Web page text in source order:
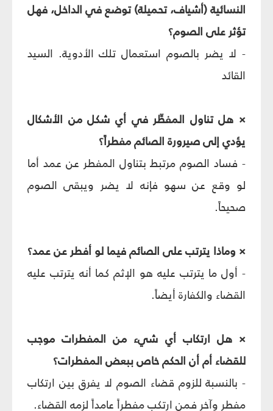
النسائية (أشياف، تحميلة) توضع في الداخل، فهل
تؤثر على الصوم؟
- لا يضر بالصوم استعمال تلك الأدوية. السيد
القائد
× هل تناول المفطِّر في أي شكل من الأشكال
يؤدي إلى صيرورة الصائم مفطراً؟
- فساد الصوم مرتبط بتناول المفطر عن عمد أما
لو وقع عن سهو فإنه لا يضر ويبقى الصوم
صحيحاً.
× وماذا يترتب على الصائم فيما لو أفطر عن عمد؟
- أول ما يترتب عليه هو الإثم كما أنه يترتب عليه
القضاء والكفارة أيضاً.
× هل ارتكاب أي شيء من المفطرات موجب
للقضاء أم أن الحكم خاص ببعض المفطرات؟
- بالنسبة للزوم قضاء الصوم لا يفرق بين ارتكاب
مفطر وآخر فمن ارتكب مفطراً عامداً لزمه القضاء.